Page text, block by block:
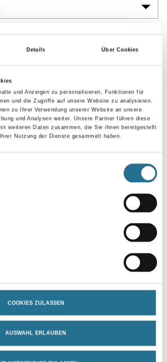
Details Über Cookies
und Anzeigen zu personalisieren, Funktionen für
und die Zugriffe auf unsere Website zu analysieren.
zu Ihrer Verwendung unserer Website an unsere
und Analysen weiter. Unsere Partner führen diese
weiteren Daten zusammen, die Sie ihnen bereitgestellt
Nutzung der Dienste gesammelt haben.
COOKIES ZULASSEN
AUSWAHL ERLAUBEN